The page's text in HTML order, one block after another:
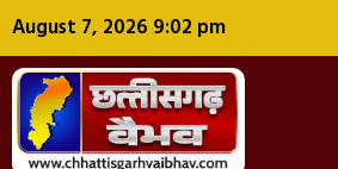
August 7, 2026 9:02 pm